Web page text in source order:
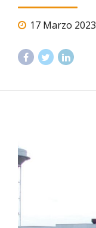
17 Marzo 2023